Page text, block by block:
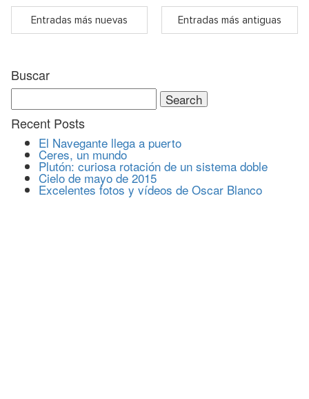
Entradas más nuevas Entradas más antiguas
Buscar
Search
for:
Recent Posts
El Navegante llega a puerto
Ceres, un mundo
Plutón: curiosa rotación de un sistema doble
Cielo de mayo de 2015
Excelentes fotos y vídeos de Oscar Blanco